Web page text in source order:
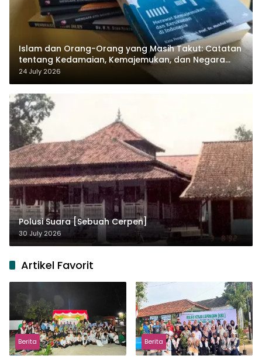
Islam dan Orang-Orang yang Masih Takut: Catatan
tentang Kedamaian, Kemajemukan, dan Negara
dalam Pemikiran Masykuri Abdillah
24 July 2026
Polusi Suara [Sebuah Cerpen]
30 July 2026
Artikel Favorit
Berita Berita